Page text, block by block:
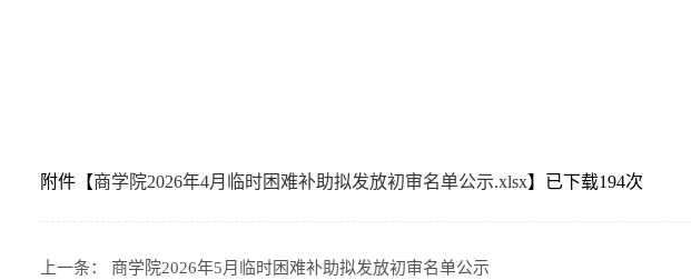
附件【商学院2026年4月临时困难补助拟发放初审名单公示.xlsx】已下载194次
上一条： 商学院2026年5月临时困难补助拟发放初审名单公示